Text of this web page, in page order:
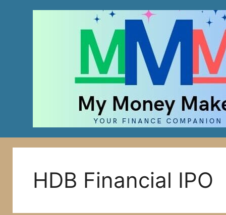
HDB Financial IPO